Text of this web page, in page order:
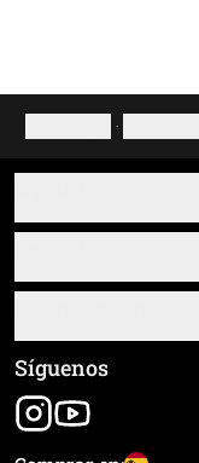
·
Sobre nosotros
Resumen de
Seguimiento de
Términos y
Aviso legal
Síguenos